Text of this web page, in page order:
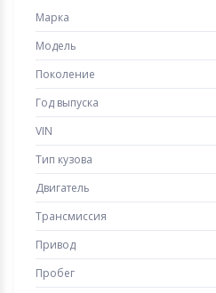
Марка
Модель
Поколение
Год выпуска
VIN
Тип кузова
Двигатель
Трансмиссия
Привод
Пробег